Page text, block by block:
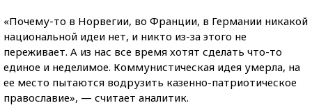
«Почему-то в Норвегии, во Франции, в Германии никакой
национальной идеи нет, и никто из-за этого не
переживает. А из нас все время хотят сделать что-то
единое и неделимое. Коммунистическая идея умерла, на
ее место пытаются водрузить казенно-патриотическое
православие», — считает аналитик.